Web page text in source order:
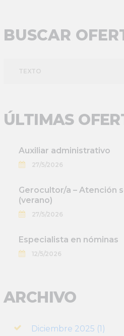
BUSCAR
ÚLTIMAS
Auxiliar administrativo
27/5/2026
Gerocultor/a – Atención
(verano)
27/5/2026
Especialista en nóminas
12/5/2026
ARCHIVO
Diciembre 2025 (1)